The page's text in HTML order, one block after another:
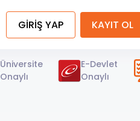
GİRİŞ YAP KAYIT OL
Üniversite
Onaylı
E-Devlet
Onaylı